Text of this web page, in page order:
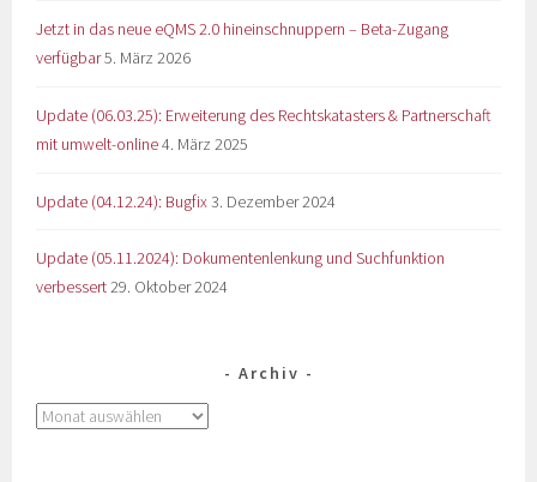
Jetzt in das neue eQMS 2.0 hineinschnuppern – Beta-Zugang
verfügbar5. März 2026
Update (06.03.25): Erweiterung des Rechtskatasters & Partnerschaft
mit umwelt-online4. März 2025
Update (04.12.24): Bugfix 3. Dezember 2024
Update (05.11.2024): Dokumentenlenkung und Suchfunktion
verbessert29. Oktober 2024
Archiv